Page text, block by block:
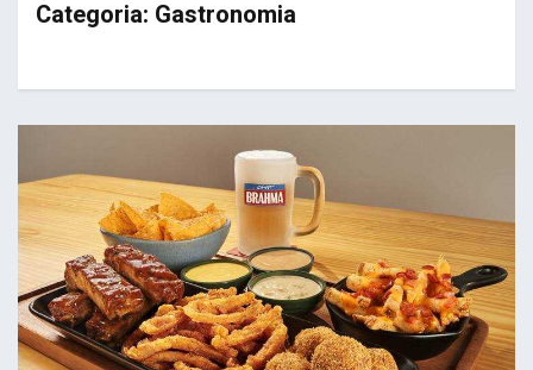
Categoria: Gastronomia